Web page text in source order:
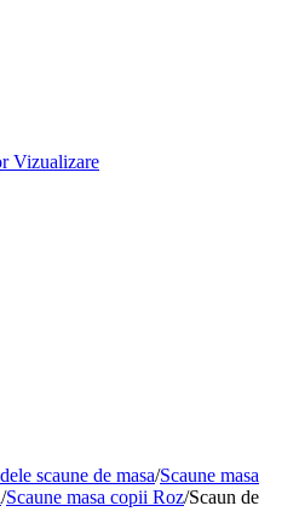
Vizualizare
scaune de masa/Scaune masa
/Scaune masa copii Roz/Scaun de